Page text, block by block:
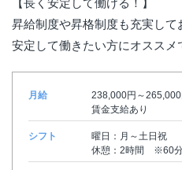
昇給制度や昇格制度も充実して
安定して働きたい方にオススメ
月給
238,000円～
賃金支給あり
シフト
曜日：月～土日祝
休憩：2時間 ※60分